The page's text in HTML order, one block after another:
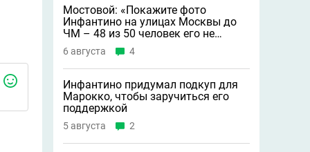
Мостовой: «Покажите фото
Инфантино на улицах Москвы до
ЧМ – 48 из 50 человек его не
узнают»
6 августа 4
Инфантино придумал подкуп для
Марокко, чтобы заручиться его
поддержкой
5 августа 2